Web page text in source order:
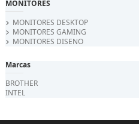
MONITORES
MONITORES DESKTOP
MONITORES GAMING
MONITORES DISENO
Marcas
BROTHER
INTEL